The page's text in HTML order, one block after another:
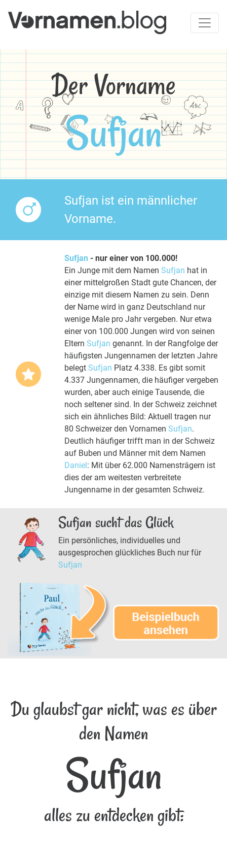
Der Vorname
Sufjan
Sufjan ist ein männlicher
Vorname.
Sufjan - nur einer von 100.000!
Ein Junge mit dem Namen Sufjan hat in
einer mittelgroßen Stadt gute Chancen, der
einzige mit diesem Namen zu sein. Denn
der Name wird in ganz Deutschland nur
wenige Male pro Jahr vergeben. Nur etwa
einer von 100.000 Jungen wird von seinen
Eltern Sufjan genannt. In der Rangfolge der
häufigsten Jungennamen der letzten Jahre
belegt Sufjan Platz 4.338. Es gibt somit
4.337 Jungennamen, die häufiger vergeben
wurden, aber auch einige Tausende, die
noch seltener sind. In der Schweiz zeichnet
sich ein ähnliches Bild: Aktuell tragen nur
80 Schweizer den Vornamen Sufjan.
Deutlich häufiger trifft man in der Schweiz
auf Buben und Männer mit dem Namen
Daniel: Mit über 62.000 Namensträgern ist
dies der am weitesten verbreitete
Jungenname in der gesamten Schweiz.
Sufjan sucht das Glück
Ein persönliches, individuelles und
ausgesprochen glückliches Buch nur für
Sufjan
Du glaubst gar nicht, was es über
den Namen
Sufjan
alles zu entdecken gibt: